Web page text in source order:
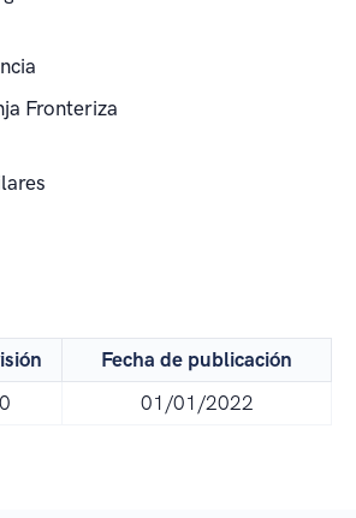
Fronteriza
Fecha de publicación
0 01/01/2022